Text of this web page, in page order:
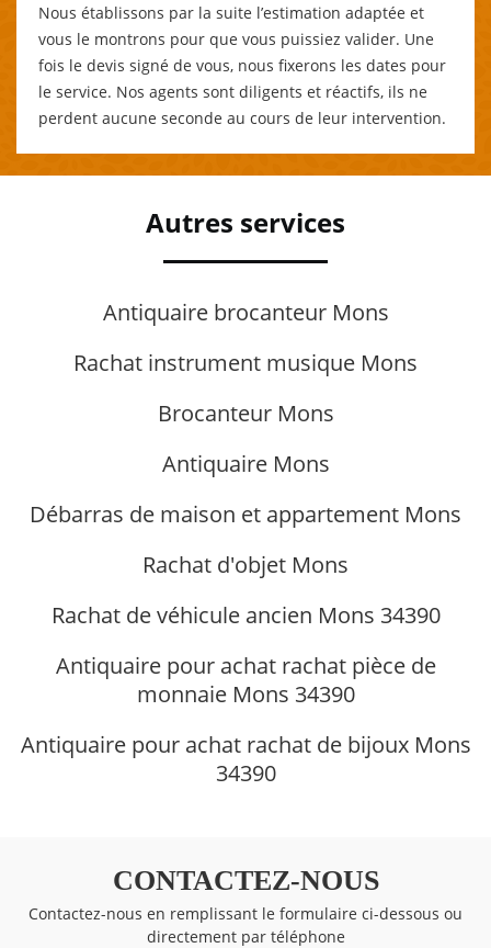
Nous établissons par la suite l’estimation adaptée et
vous le montrons pour que vous puissiez valider. Une
fois le devis signé de vous, nous fixerons les dates pour
le service. Nos agents sont diligents et réactifs, ils ne
perdent aucune seconde au cours de leur intervention.
Autres services
Antiquaire brocanteur Mons
Rachat instrument musique Mons
Brocanteur Mons
Antiquaire Mons
Débarras de maison et appartement Mons
Rachat d'objet Mons
Rachat de véhicule ancien Mons 34390
Antiquaire pour achat rachat pièce de
monnaie Mons 34390
Antiquaire pour achat rachat de bijoux Mons
34390
CONTACTEZ-NOUS
Contactez-nous en remplissant le formulaire ci-dessous ou
directement par téléphone